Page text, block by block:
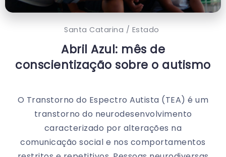
Santa Catarina / Estado
Abril Azul: mês de
conscientização sobre o autismo
O Transtorno do Espectro Autista (TEA) é um
transtorno do neurodesenvolvimento
caracterizado por alterações na
comunicação social e nos comportamentos